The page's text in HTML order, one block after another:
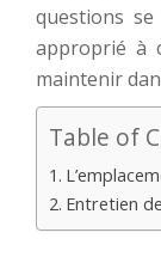
questions
approprié à
maintenir
Table of
Entretien